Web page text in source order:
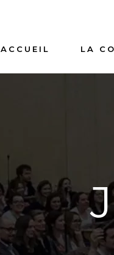
ACCUEIL LA